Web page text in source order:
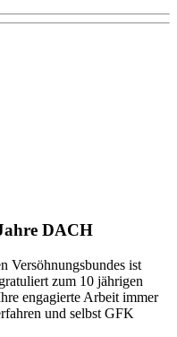
DACH
Versöhnungsbundes ist
zum 10 jährigen
engagierte Arbeit immer
und selbst GFK